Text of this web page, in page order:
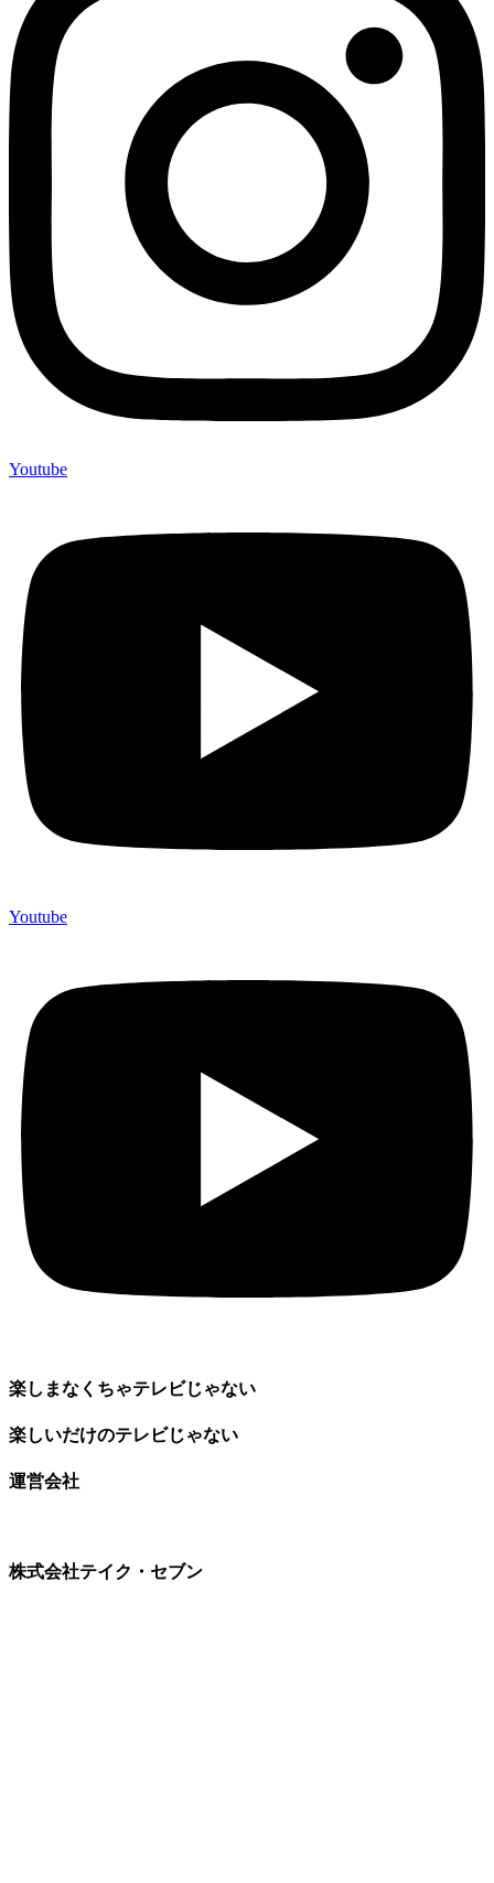
Youtube
Youtube
楽しまなくちゃテレビじゃない
楽しいだけのテレビじゃない
運営会社
株式会社テイク・セブン